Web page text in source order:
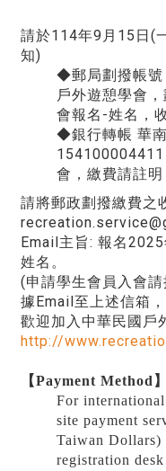
請於114年9月15日(
知)
◆郵局劃撥帳
戶外遊憩學會
會報名-姓名，
◆銀行轉帳 華
會，繳費請註
請將郵政劃撥繳費之
Email主旨: 報名
姓名。
(申請學生會員入會
據Email至上述信箱
歡迎加入中華民國戶
http://
【Payment Method】
For
site payment
Taiwan Dollars)
registration